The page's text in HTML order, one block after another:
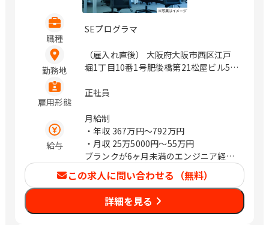
職種
SEプログラマ
勤務地
（雇入れ直後） 大阪府大阪市西区江戸
堀1丁目10番1号肥後橋第21松屋ビル5F
クツリー仙台（旧タカノボル第5ビル）
神戸国際会館22階 愛知県名古屋市西区
牛島町6-1 名古屋ルーセントタワー40F
京都府京都市下京区四条通室町東入函谷
鉾町101 アーバンネット四条烏丸ビル
ラルビル 北海道札幌市中央区北4条西4
丁目1-7 MMS札幌駅前ビル 1-3F プロジ
ェクト先（東京都） 広島県広島市中区
銀山町3-1 ひろしまハイビル21 16F 神奈
雇用形態
正社員
給与
月給制
・年収 367万円〜792万円
・月収 25万5000円〜55万円
ブランクが6ヶ月未満のエンジニア経験
者は前職給与保証
この求人に問い合わせる（無料）
詳細を見る